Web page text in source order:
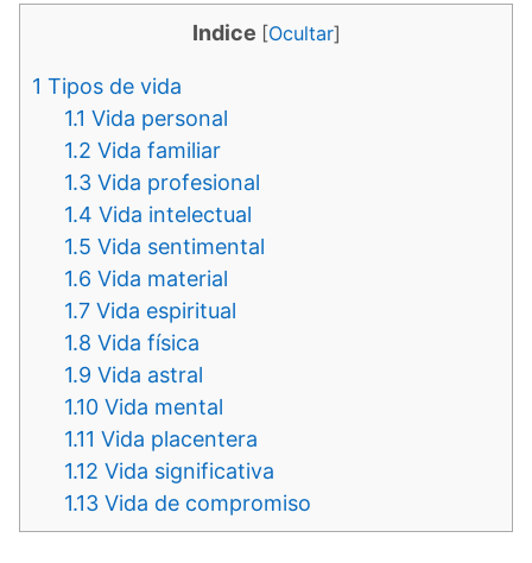
Indice [Ocultar]
1 Tipos de vida
1.1 Vida personal
1.2 Vida familiar
1.3 Vida profesional
1.4 Vida intelectual
1.5 Vida sentimental
1.6 Vida material
1.7 Vida espiritual
1.8 Vida física
1.9 Vida astral
1.10 Vida mental
1.11 Vida placentera
1.12 Vida significativa
1.13 Vida de compromiso